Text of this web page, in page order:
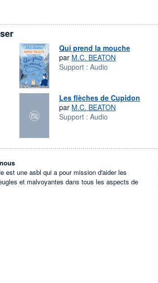
Qui prend la mouche
par M.C. BEATON
Support : Audio
Les flèches de Cupidon
par M.C. BEATON
Support : Audio
est une asbl qui a pour mission d'aider les
et malvoyantes dans tous les aspects de